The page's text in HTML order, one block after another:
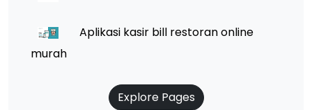
Aplikasi kasir bill restoran online
murah
Explore Pages